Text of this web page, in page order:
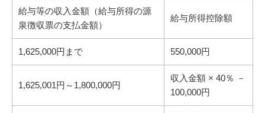
給与等の収入金額（給与所得の源
泉徴収票の支払金額）
給与所得控除額
1,625,000円まで 550,000円
1,625,001円～1,800,000円
収入金額 × 40％ －
100,000円